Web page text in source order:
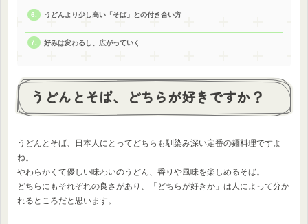
うどんより少し高い「そば」との付き合い方
好みは変わるし、広がっていく
うどんとそば、どちらが好きですか？
うどんとそば、日本人にとってどちらも馴染み深い定番の麺料理ですよ
ね。
やわらかくて優しい味わいのうどん、香りや風味を楽しめるそば。
どちらにもそれぞれの良さがあり、「どちらが好きか」は人によって分か
れるところだと思います。